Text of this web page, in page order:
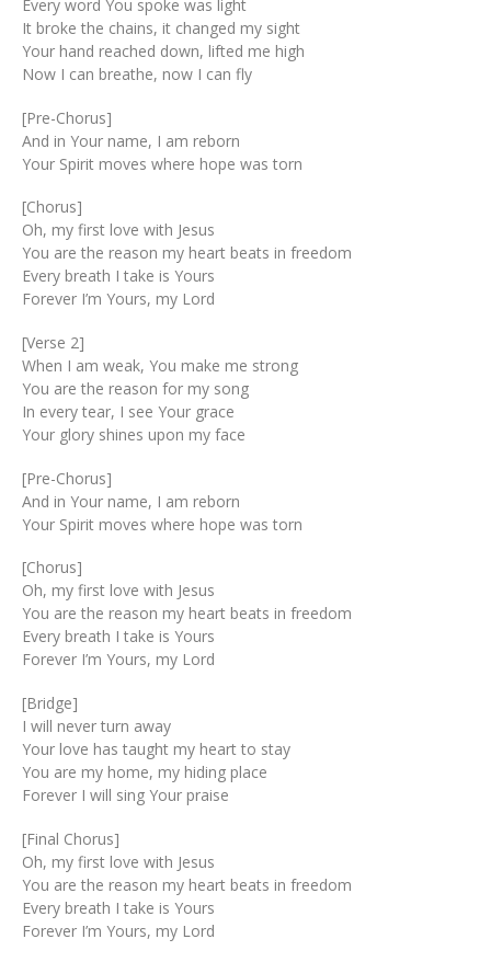
Every word You spoke was light
It broke the chains, it changed my sight
Your hand reached down, lifted me high
Now I can breathe, now I can fly
[Pre-Chorus]
And in Your name, I am reborn
Your Spirit moves where hope was torn
[Chorus]
Oh, my first love with Jesus
You are the reason my heart beats in freedom
Every breath I take is Yours
Forever I’m Yours, my Lord
[Verse 2]
When I am weak, You make me strong
You are the reason for my song
In every tear, I see Your grace
Your glory shines upon my face
[Pre-Chorus]
And in Your name, I am reborn
Your Spirit moves where hope was torn
[Chorus]
Oh, my first love with Jesus
You are the reason my heart beats in freedom
Every breath I take is Yours
Forever I’m Yours, my Lord
[Bridge]
I will never turn away
Your love has taught my heart to stay
You are my home, my hiding place
Forever I will sing Your praise
[Final Chorus]
Oh, my first love with Jesus
You are the reason my heart beats in freedom
Every breath I take is Yours
Forever I’m Yours, my Lord